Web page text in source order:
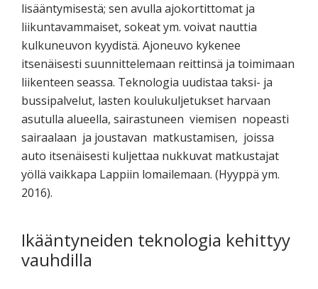
lisääntymisestä; sen avulla ajokortittomat ja
liikuntavammaiset, sokeat ym. voivat nauttia
kulkuneuvon kyydistä. Ajoneuvo kykenee
itsenäisesti suunnittelemaan reittinsä ja toimimaan
liikenteen seassa. Teknologia uudistaa taksi- ja
bussipalvelut, lasten koulukuljetukset harvaan
asutulla alueella, sairastuneen viemisen nopeasti
sairaalaan ja joustavan matkustamisen, joissa
auto itsenäisesti kuljettaa nukkuvat matkustajat
yöllä vaikkapa Lappiin lomailemaan. (Hyyppä ym.
2016).
Ikääntyneiden teknologia kehittyy
vauhdilla